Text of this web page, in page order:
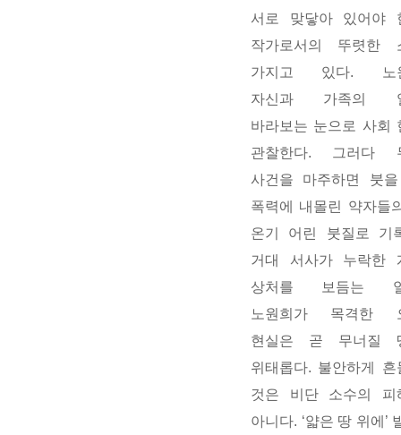
서로 맞닿아 있어야
작가로서의 뚜렷한
가지고 있다. 노
자신과 가족의
바라보는 눈으로 사회
관찰한다. 그러다
사건을 마주하면 붓
폭력에 내몰린 약자들
온기 어린 붓질로 기
거대 서사가 누락한
상처를 보듬는 일
노원희가 목격한
현실은 곧 무너질
위태롭다. 불안하게 흔
것은 비단 소수의 피
아니다. ‘얇은 땅 위에’